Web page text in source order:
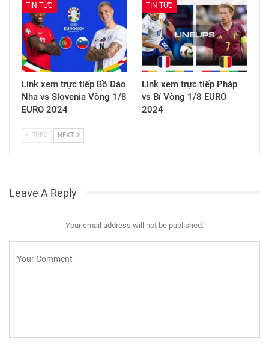
TIN TỨC
Link xem trực tiếp Bồ Đào
Nha vs Slovenia Vòng 1/8
EURO 2024
TIN TỨC
Link xem trực tiếp Pháp
vs Bỉ Vòng 1/8 EURO
2024
PREV NEXT
Leave A Reply
Your email address will not be published.